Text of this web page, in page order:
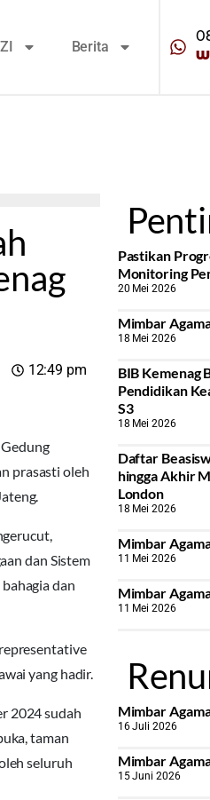
Berita
12:49 pm
prasasti oleh
dan Sistem
dan
yang hadir.
2024 sudah
taman
seluruh
Pastikan
Monitoring
20 Mei 2026
Mimbar
18 Mei 2026
BIB Kemenag
Pendidikan
S3
18 Mei 2026
Daftar
hingga Akhir
London
18 Mei 2026
Mimbar
11 Mei 2026
Mimbar
11 Mei 2026
Mimbar
16 Juli 2026
Mimbar
15 Juni 2026